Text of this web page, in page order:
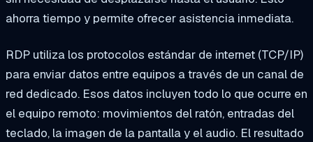
ahorra tiempo y permite ofrecer asistencia inmediata.
RDP utiliza los protocolos estándar de internet (TCP/IP)
para enviar datos entre equipos a través de un canal de
red dedicado. Esos datos incluyen todo lo que ocurre en
el equipo remoto: movimientos del ratón, entradas del
teclado, la imagen de la pantalla y el audio. El resultado